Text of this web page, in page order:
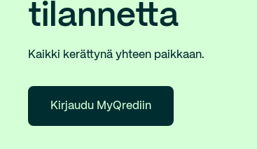
tilannetta
Kaikki kerättynä yhteen paikkaan.
Kirjaudu MyQrediin